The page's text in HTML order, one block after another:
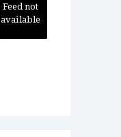
Feed not
available